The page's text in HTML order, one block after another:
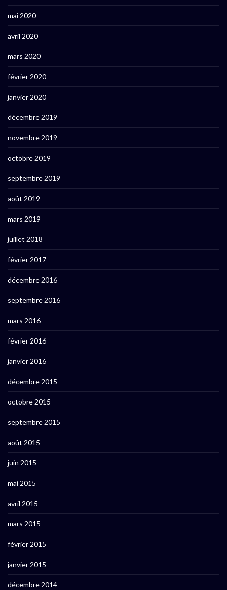
mai 2020
avril 2020
mars 2020
février 2020
janvier 2020
décembre 2019
novembre 2019
octobre 2019
septembre 2019
août 2019
mars 2019
juillet 2018
février 2017
décembre 2016
septembre 2016
mars 2016
février 2016
janvier 2016
décembre 2015
octobre 2015
septembre 2015
août 2015
juin 2015
mai 2015
avril 2015
mars 2015
février 2015
janvier 2015
décembre 2014